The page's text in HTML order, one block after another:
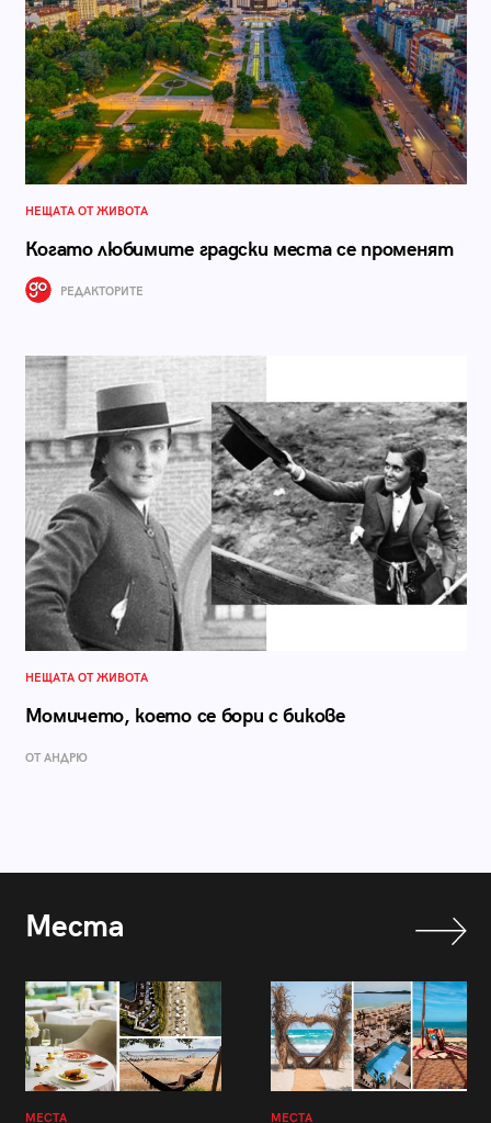
НЕЩАТА ОТ ЖИВОТА
Когато любимите градски места се променят
РЕДАКТОРИТЕ
НЕЩАТА ОТ ЖИВОТА
Момичето, което се бори с бикове
ОТ АНДРЮ
Места
МЕСТА МЕСТА